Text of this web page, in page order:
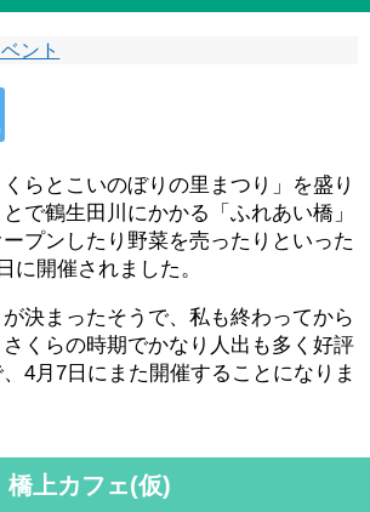
ント
らとこいのぼりの里まつり」を盛り
で鶴生田川にかかる「ふれあい橋」
プンしたり野菜を売ったりといった
に開催されました。
決まったそうで、私も終わってから
くらの時期でかなり人出も多く好評
4月7日にまた開催することになりま
橋上カフェ(仮)
所